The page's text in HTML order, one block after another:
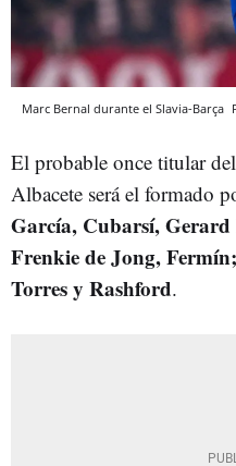
Marc Bernal durante el Slavia-Barça
El probable once titular
Albacete será el formado
García, Cubarsí,
Frenkie de Jong,
Torres y Rashford.